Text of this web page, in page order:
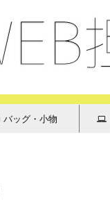
バッグ・小物